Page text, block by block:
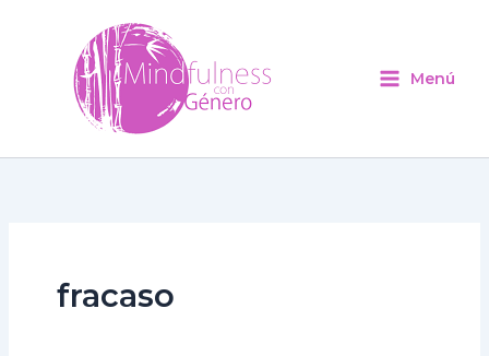
contenido
Menú
fracaso